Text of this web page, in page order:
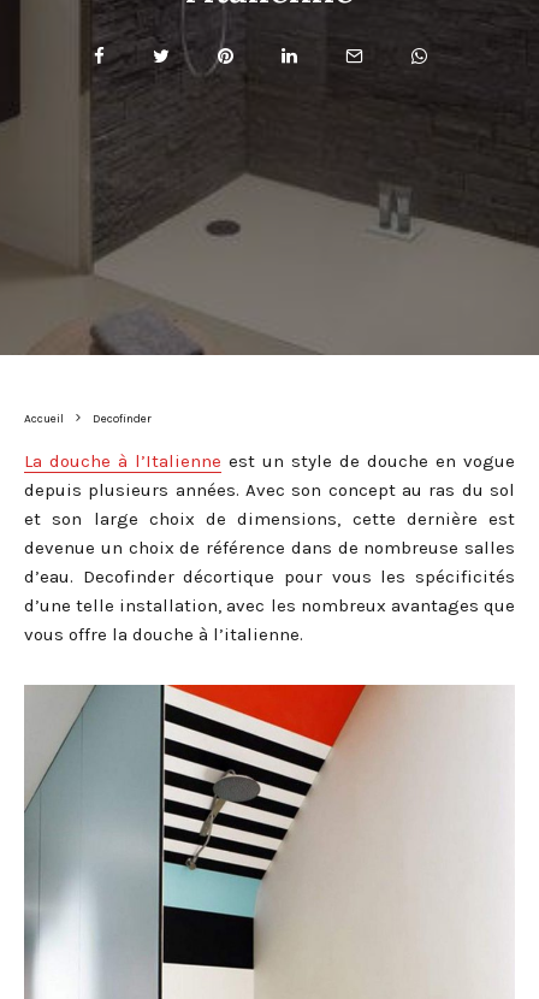
Accueil Decofinder
La douche à l’Italienne est un style de douche en vogue
depuis plusieurs années. Avec son concept au ras du sol
et son large choix de dimensions, cette dernière est
devenue un choix de référence dans de nombreuse salles
d’eau. Decofinder décortique pour vous les spécificités
d’une telle installation, avec les nombreux avantages que
vous offre la douche à l’italienne.